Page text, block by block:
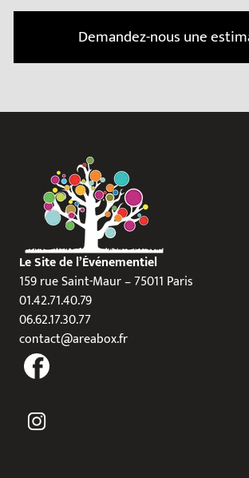
Demandez-nous une
Le Site de l’Événementiel
159 rue Saint-Maur – 75011 Paris
01.42.71.40.79
06.62.17.30.77
contact@areabox.fr